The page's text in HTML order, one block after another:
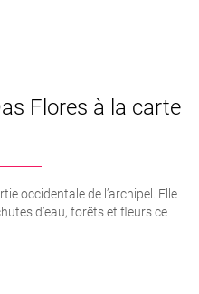
Flores à la carte
occidentale de l’archipel. Elle
d’eau, forêts et fleurs ce